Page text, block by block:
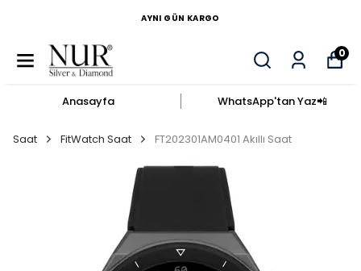
AYNI GÜN KARGO
0
Anasayfa WhatsApp'tan Yaz​📲​
Saat FitWatch Saat FT202301AM0401 Akıllı Saat